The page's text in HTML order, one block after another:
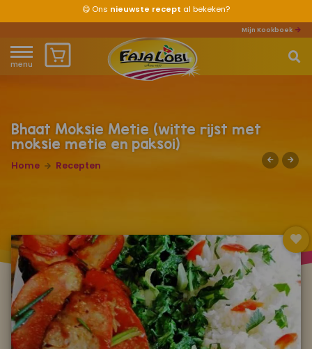
😋 Ons nieuwste recept al bekeken?
Mijn Kookboek
menu
Waar ben je naar op zoek?
Home
Over ons
Recepten
Mijn kookboek
Zomervakantie 2026
Koop ons bestseller kookboek
Bhaat Moksie Metie (witte rijst met
moksie metie en paksoi)
Home Recepten